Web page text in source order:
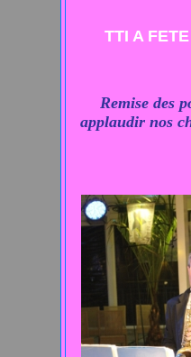
TTI A
Remise des
applaudir nos